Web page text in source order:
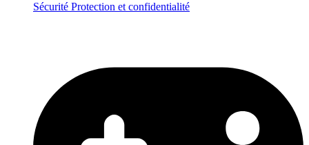
Sécurité Protection et confidentialité